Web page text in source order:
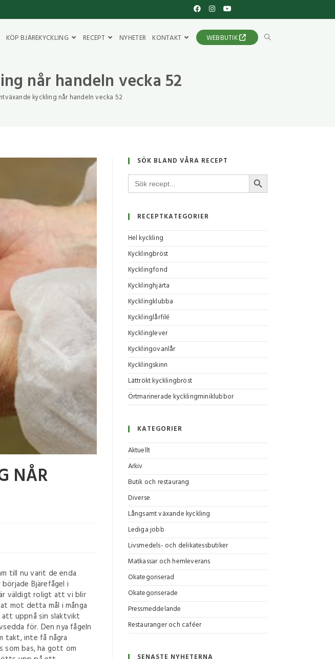
KÖP BJÄREKYCKLING RECEPT NYHETER KONTAKT WEBBUTIK
når handeln vecka 52
kyckling når handeln vecka 52
NÅR
till nu varit de enda
Bjärefågel i
väldigt roligt att vi blir
mot detta mål i många
att uppnå sin slaktvikt
för. Den nya fågeln
takt, inte få några
bas, ha gott om
SÖK BLAND VÅRA RECEPT
Sök
efter:
SÖKKNAPP
RECEPTKATEGORIER
Hel kyckling
Kycklingbröst
Kycklingfond
Kycklinghjärta
Kycklingklubba
Kycklinglårfilé
Kycklinglever
Kycklingovanlår
Kycklingskinn
Lättrökt kycklingbröst
Örtmarinerade kycklingminiklubbor
KATEGORIER
Aktuellt
Arkiv
Butik och restaurang
Diverse
Långsamt växande kyckling
Lediga jobb
Livsmedels- och delikatessbutiker
Matkassar och hemleverans
Okategoriserad
Okategoriserade
Pressmeddelande
Restauranger och caféer